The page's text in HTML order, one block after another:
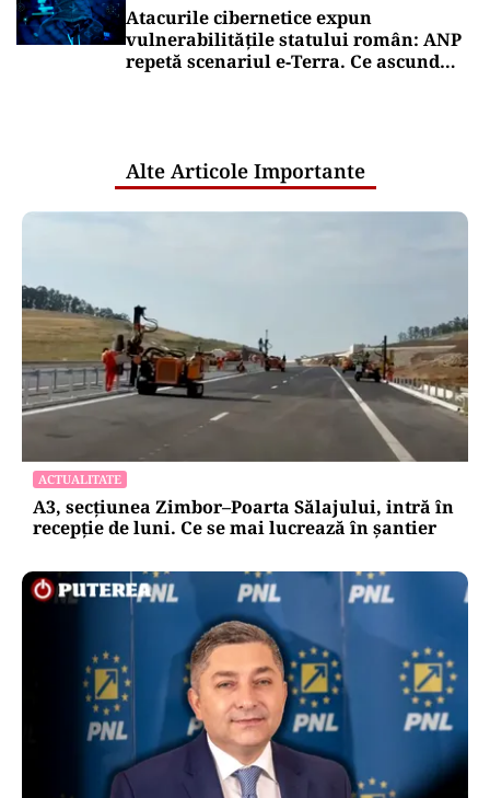
Atacurile cibernetice expun
vulnerabilitățile statului român: ANP
repetă scenariul e‑Terra. Ce ascund
Alte Articole Importante
ACTUALITATE
A3, secțiunea Zimbor–Poarta Sălajului, intră în
recepție de luni. Ce se mai lucrează în șantier